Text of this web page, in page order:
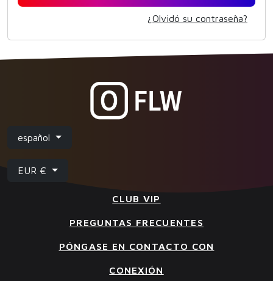
¿Olvidó su contraseña?
español
EUR €
CLUB VIP
PREGUNTAS FRECUENTES
PÓNGASE EN CONTACTO CON
CONEXIÓN